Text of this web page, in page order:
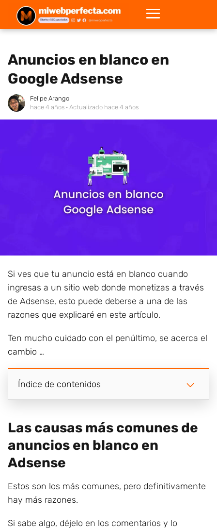
Anuncios en blanco en
Google Adsense
Felipe Arango
hace 4 años · Actualizado hace 4 años
Si ves que tu anuncio está en blanco cuando
ingresas a un sitio web donde monetizas a través
de Adsense, esto puede deberse a una de las
razones que explicaré en este artículo.
Ten mucho cuidado con el penúltimo, se acerca el
cambio …
Índice de contenidos
Las causas más comunes de
anuncios en blanco en
Adsense
Estos son los más comunes, pero definitivamente
hay más razones.
Si sabe algo, déjelo en los comentarios y lo